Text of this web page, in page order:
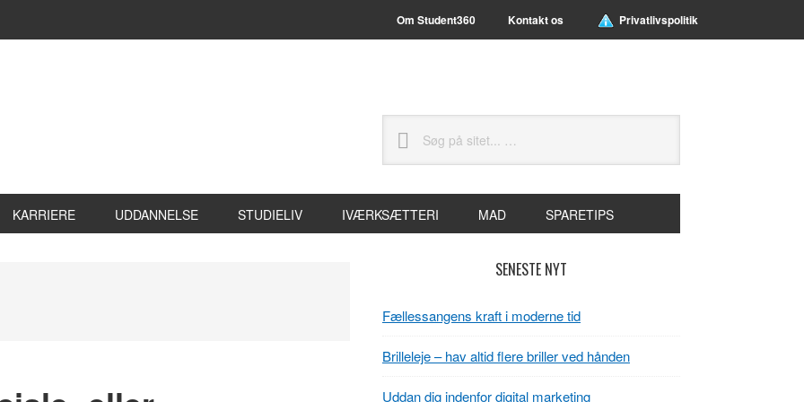
Om Student360 Kontakt os Privatlivspolitik
KARRIERE UDDANNELSE STUDIELIV IVÆRKSÆTTERI MAD SPARETIPS
SENESTE NYT
Fællessangens kraft i moderne tid
Brilleleje – hav altid flere briller ved hånden
Uddan dig indenfor digital marketing